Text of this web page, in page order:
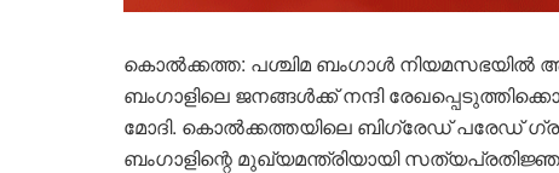
കൊൽക്കത്ത: പശ്ചിമ ബംഗാൾ നിയമസഭയിൽ
ബംഗാളിലെ ജനങ്ങൾക്ക് നന്ദി
മോദി. കൊൽക്കത്തയിലെ ബിഗ്രേഡ് പരേഡ്
ബംഗാളിന്റെ മുഖ്യമന്ത്രിയായി